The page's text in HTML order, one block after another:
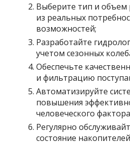
Выберите тип и объем
из реальных
возможностей;
Разработайте
учетом сезонных
Обеспечьте
и фильтрацию
Автоматизируйте
повышения
человеческого
Регулярно
состояние